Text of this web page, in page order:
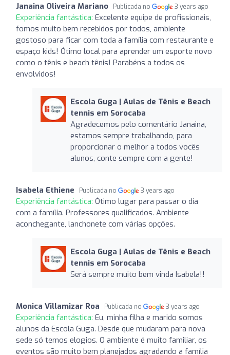
Janaina Oliveira Mariano Publicada no 3 years ago
Experiência fantástica: Excelente equipe de profissionais,
fomos muito bem recebidos por todos, ambiente
gostoso para ficar com toda a família com restaurante e
espaço kids! Ótimo local para aprender um esporte novo
como o tênis e beach tênis! Parabéns a todos os
envolvidos!
Escola Guga | Aulas de Tênis e Beach
tennis em Sorocaba
Agradecemos pelo comentário Janaina,
estamos sempre trabalhando, para
proporcionar o melhor a todos vocês
alunos, conte sempre com a gente!
Isabela Ethiene Publicada no 3 years ago
Experiência fantástica: Ótimo lugar para passar o dia
com a família. Professores qualificados. Ambiente
aconchegante, lanchonete com várias opções.
Escola Guga | Aulas de Tênis e Beach
tennis em Sorocaba
Será sempre muito bem vinda Isabela!!
Monica Villamizar Roa Publicada no 3 years ago
Experiência fantástica: Eu, minha filha e marido somos
alunos da Escola Guga. Desde que mudaram para nova
sede só temos elogios. O ambiente é muito familiar, os
eventos são muito bem planejados agradando a família